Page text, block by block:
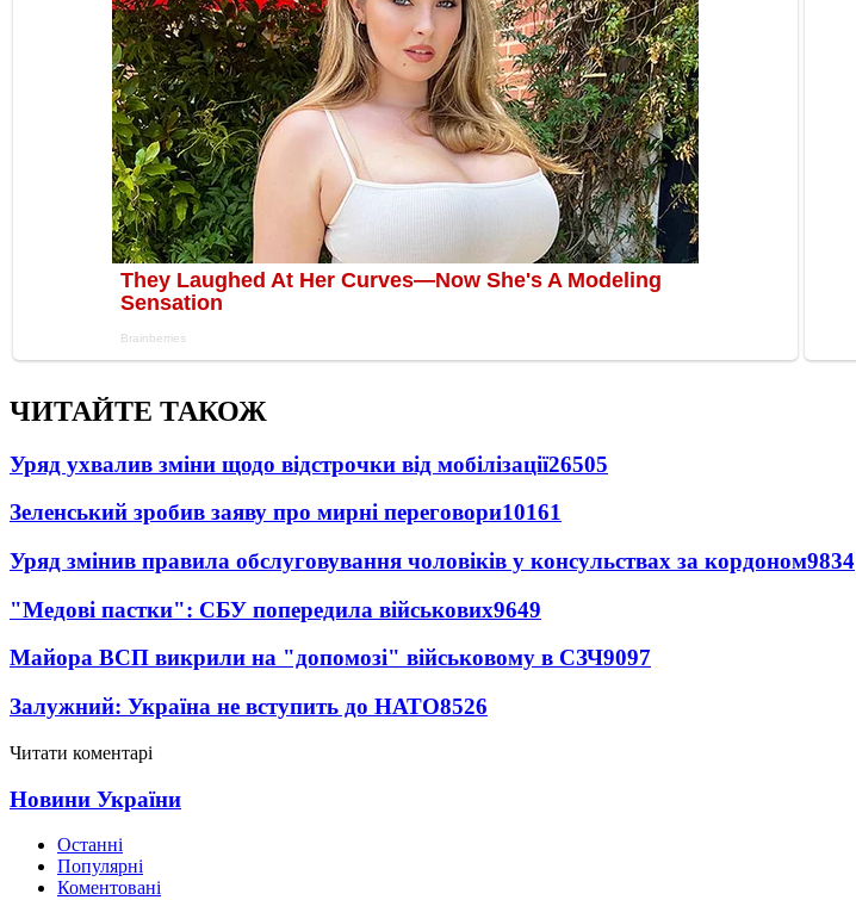
ЧИТАЙТЕ ТАКОЖ
Уряд ухвалив зміни щодо відстрочки від мобілізації26505
Зеленський зробив заяву про мирні переговори10161
Уряд змінив правила обслуговування чоловіків у консульствах за кордоном9834
"Медові пастки": СБУ попередила військових9649
Майора ВСП викрили на "допомозі" військовому в СЗЧ9097
Залужний: Україна не вступить до НАТО8526
Читати коментарі
Новини України
Останні
Популярні
Коментовані